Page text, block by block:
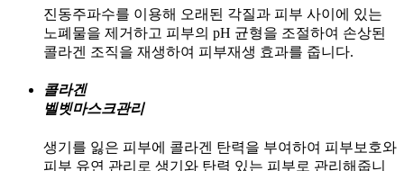
진동주파수를 이용해 오래된 각질과 피부 사이에 있는
노폐물을 제거하고 피부의 pH 균형을 조절하여 손상된
콜라겐 조직을 재생하여 피부재생 효과를 줍니다.
콜라겐
벨벳마스크관리
생기를 잃은 피부에 콜라겐 탄력을 부여하여 피부보호와
피부 유연 관리로 생기와 탄력 있는 피부로 관리해줍니